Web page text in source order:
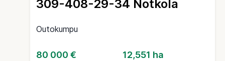
309-408-29-34 Notkola
Outokumpu
80 000 € 12,551 ha